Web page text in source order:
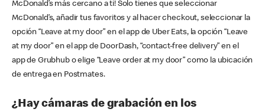
McDonald’s más cercano a ti! Solo tienes que seleccionar
McDonald’s, añadir tus favoritos y al hacer checkout, seleccionar la
opción “Leave at my door” en el app de Uber Eats, la opción “Leave
at my door” en el app de DoorDash, “contact-free delivery” en el
app de Grubhub o elige “Leave order at my door” como la ubicación
de entrega en Postmates.
¿Hay cámaras de grabación en los